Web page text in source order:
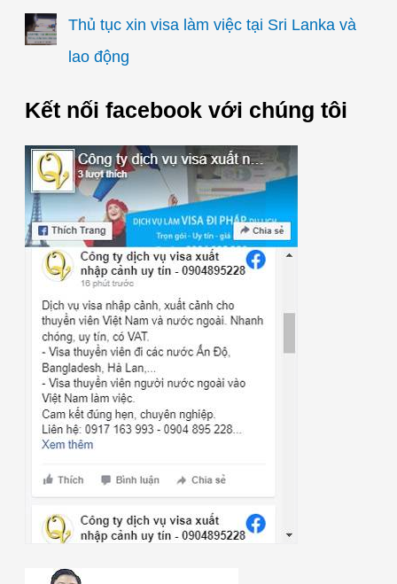
Thủ tục xin visa làm việc tại Sri Lanka và
lao động
Kết nối facebook với chúng tôi